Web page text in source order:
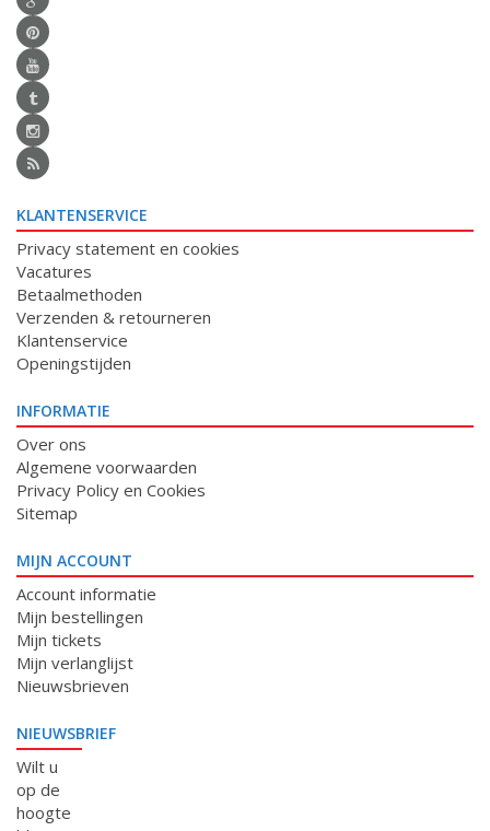
KLANTENSERVICE
Privacy statement en cookies
Vacatures
Betaalmethoden
Verzenden & retourneren
Klantenservice
Openingstijden
INFORMATIE
Over ons
Algemene voorwaarden
Privacy Policy en Cookies
Sitemap
MIJN ACCOUNT
Account informatie
Mijn bestellingen
Mijn tickets
Mijn verlanglijst
Nieuwsbrieven
NIEUWSBRIEF
Wilt u
op de
hoogte